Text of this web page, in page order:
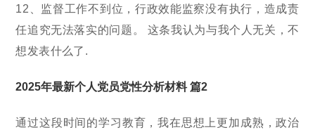
12、监督工作不到位，行政效能监察没有执行，造成责
任追究无法落实的问题。 这条我认为与我个人无关，不
想发表什么了.
2025年最新个人党员党性分析材料 篇2
通过这段时间的学习教育，我在思想上更加成熟，政治